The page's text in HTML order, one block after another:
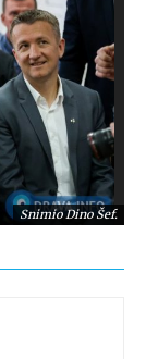
Snimio Dino Šef.